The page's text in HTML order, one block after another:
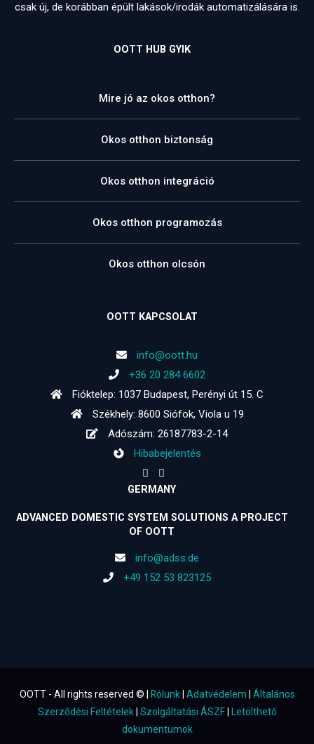
csak új, de korábban épült lakások/irodák automatizálására is.
OOTT HUB GYIK
Mire jó az okos otthon?
Okos otthon biztonság
Okos otthon integráció
Okos otthon programozás
Okos otthon olcsón
OOTT KAPCSOLAT
info@oott.hu
+36 20 284 6602
Fióktelep: 1037 Budapest, Perényi út 15. C
Székhely: 8600 Siófok, Viola u 19
Adószám: 26187783-2-14
Hibabejelentés
GERMANY
ADVANCED DOMESTIC SYSTEM SOLUTIONS A PROJECT
OF OOTT
info@adss.de
+49 152 53 823125
OOTT - All rights reserved © | Rólunk| Adatvédelem
Általános
Szerződési Feltételek| Szolgáltatási ÁSZF|
Letölthető
dokumentumok